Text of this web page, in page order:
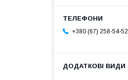
+380 (67) 258-54-52